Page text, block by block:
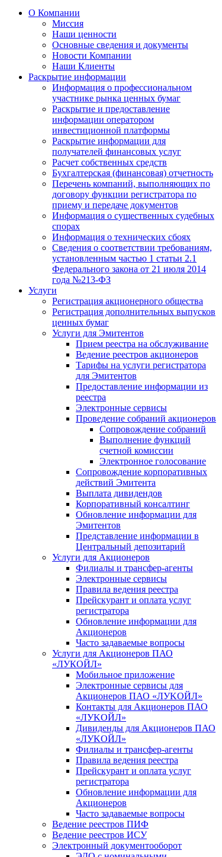
О Компании
Миссия
Наши ценности
Основные сведения и документы
Новости Компании
Наши Клиенты
Раскрытие информации
Информация о профессиональном
участнике рынка ценных бумаг
Раскрытие и предоставление
информации оператором
инвестиционной платформы
Раскрытие информации для
получателей финансовых услуг
Расчет собственных средств
Бухгалтерская (финансовая) отчетность
Перечень компаний, выполняющих по
договору функции регистратора по
приему и передаче документов
Информация о существенных судебных
спорах
Информация о технических сбоях
Сведения о соответствии требованиям,
установленным частью 1 статьи 2.1
Федерального закона от 21 июля 2014
года №213-ФЗ
Услуги
Регистрация акционерного общества
Регистрация дополнительных выпусков
ценных бумаг
Услуги для Эмитентов
Прием реестра на обслуживание
Ведение реестров акционеров
Тарифы на услуги регистратора
для Эмитентов
Предоставление информации из
реестра
Электронные сервисы
Проведение собраний акционеров
Сопровождение собраний
Выполнение функций
счетной комиссии
Электронное голосование
Сопровождение корпоративных
действий Эмитента
Выплата дивидендов
Корпоративный консалтинг
Обновление информации для
Эмитентов
Представление информации в
Центральный депозитарий
Услуги для Акционеров
Филиалы и трансфер-агенты
Электронные сервисы
Правила ведения реестра
Прейскурант и оплата услуг
регистратора
Обновление информации для
Акционеров
Часто задаваемые вопросы
Услуги для Акционеров ПАО
«ЛУКОЙЛ»
Мобильное приложение
Электронные сервисы для
Акционеров ПАО «ЛУKOЙЛ»
Контакты для Акционеров ПАО
«ЛУKOЙЛ»
Дивиденды для Акционеров ПАО
«ЛУKOЙЛ»
Филиалы и трансфер-агенты
Правила ведения реестра
Прейскурант и оплата услуг
регистратора
Обновление информации для
Акционеров
Часто задаваемые вопросы
Ведение реестров ПИФ
Ведение реестров ИСУ
Электронный документооборот